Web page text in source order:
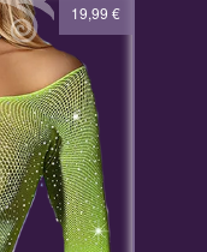
19,99 €